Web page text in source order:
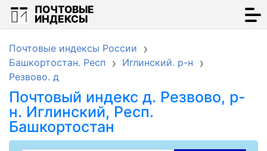
ПОЧТОВЫЕ
ИНДЕКСЫ
Почтовые индексы России
Башкортостан. Респ
Иглинский. р-н
Резвово. д
Почтовый индекс д. Резвово, р-
н. Иглинский, Респ.
Башкортостан